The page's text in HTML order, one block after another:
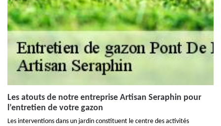
Les atouts de notre entreprise Artisan Seraphin pour
l’entretien de votre gazon
Les interventions dans un jardin constituent le centre des activités